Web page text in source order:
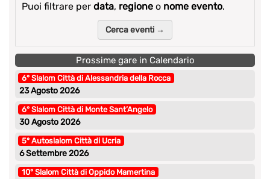
Puoi filtrare per data, regione o nome evento.
Cerca eventi →
Prossime gare in Calendario
6° Slalom Città di Alessandria della Rocca
23 Agosto 2026
6° Slalom Città di Monte Sant’Angelo
30 Agosto 2026
5° Autoslalom Città di Ucria
6 Settembre 2026
10° Slalom Città di Oppido Mamertina